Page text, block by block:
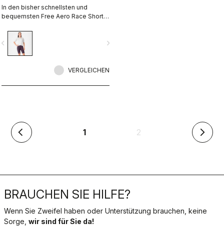
In den bisher schnellsten und
bequemsten Free Aero Race Shorts
Aerodynamik miteinander.
navigate_next
VERGLEICHEN
arrow_back_ios 1(aktuell) 2 arrow_forward_ios
BRAUCHEN SIE HILFE?
Wenn Sie Zweifel haben oder Unterstützung brauchen, keine
Sorge, wir sind für Sie da!